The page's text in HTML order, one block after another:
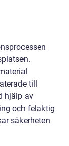
till
hjälp av
och felaktig
säkerheten